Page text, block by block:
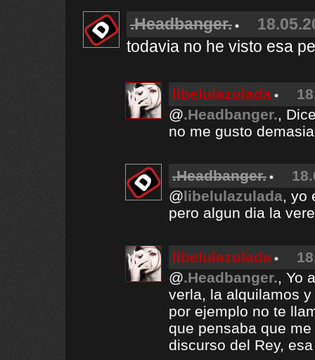
.Headbanger.
todavia no he visto esa
libelulazulada
@.Headbanger.,
no me gusto
.Headbanger.
@libelulazulada, yo
pero algun dia la vere
libelulazulada
@.Headbanger., Yo
verla, la alquilamos
por ejemplo no te
que pensaba que
discurso del Rey,